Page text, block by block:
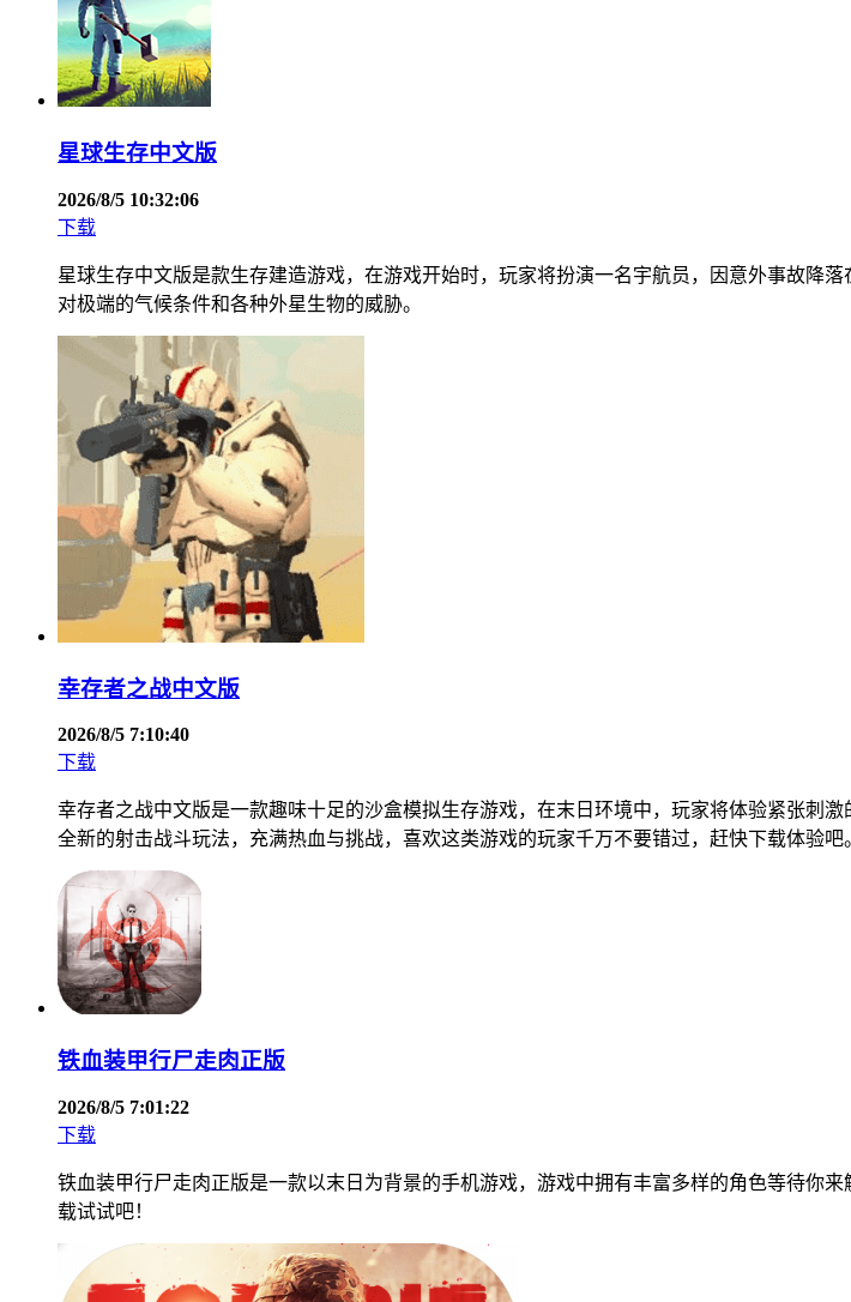
星球生存中文版
2026/8/5 10:32:06
下载
星球生存中文版是款生存建造游戏，在游戏开始时，玩家将扮演一名宇航员，因意外事故降
对极端的气候条件和各种外星生物的威胁。
幸存者之战中文版
2026/8/5 7:10:40
下载
幸存者之战中文版是一款趣味十足的沙盒模拟生存游戏，在末日环境中，玩家将体验紧张刺
全新的射击战斗玩法，充满热血与挑战，喜欢这类游戏的玩家千万不要错过，赶快下载体验吧
铁血装甲行尸走肉正版
2026/8/5 7:01:22
下载
铁血装甲行尸走肉正版是一款以末日为背景的手机游戏，游戏中拥有丰富多样的角色等待你
载试试吧！